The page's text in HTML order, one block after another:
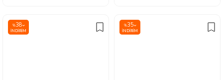
%38
İNDIRIM
%35
İNDIRIM